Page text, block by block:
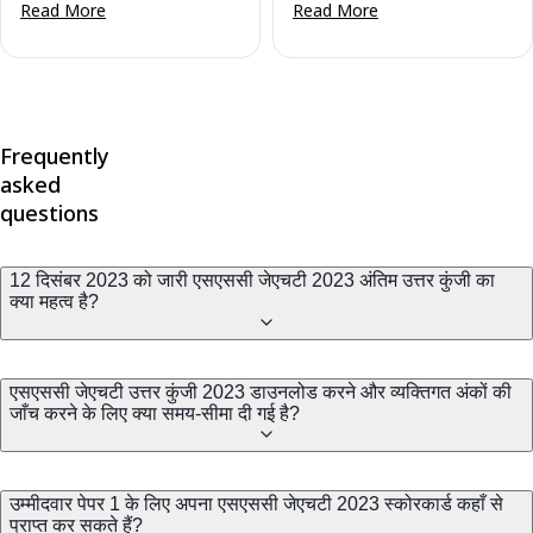
Read More Read More
Frequently
asked
questions
12 दिसंबर 2023 को जारी एसएससी जेएचटी 2023 अंतिम उत्तर कुंजी का
क्या महत्व है?
एसएससी जेएचटी उत्तर कुंजी 2023 डाउनलोड करने और व्यक्तिगत अंकों की
जाँच करने के लिए क्या समय-सीमा दी गई है?
उम्मीदवार पेपर 1 के लिए अपना एसएससी जेएचटी 2023 स्कोरकार्ड कहाँ से
प्राप्त कर सकते हैं?